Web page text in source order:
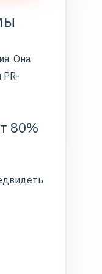
Она
80%